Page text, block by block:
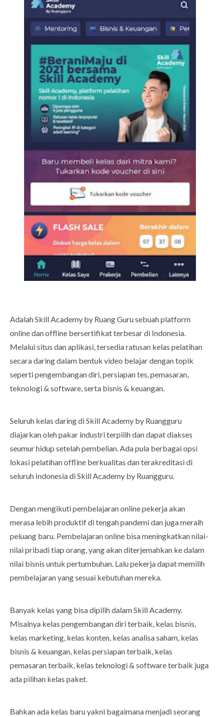
Adalah Skill Academy by Ruang Guru sebuah platform
online dan offline bersertifikat terbesar di Indonesia.
Melalui situs dan aplikasi, tersedia ratusan kelas pelatihan
secara daring dalam bentuk video belajar dengan topik
seperti pengembangan diri, persiapan tes, pemasaran,
teknologi & software, serta bisnis & keuangan.
Seluruh kelas daring di Skill Academy by Ruangguru
diajarkan oleh pakar industri terpilih dan dapat diakses
seumur hidup setelah pembelian. Ada pula berbagai opsi
lokasi pelatihan offline berkualitas dan terakreditasi di
seluruh Indonesia di Skill Academy by Ruangguru.
Dengan mengikuti pembelajaran online pekerja akan
merasa lebih produktif di tengah pandemi dan juga meraih
peluang baru. Pembelajaran online bisa meningkatkan nilai-
nilai pribadi tiap orang, yang akan diterjemahkan ke dalam
nilai bisnis untuk pertumbuhan. Lalu pekerja dapat memilih
pembelajaran yang sesuai kebutuhan mereka.
Banyak kelas yang bisa dipilih dalam Skill Academy.
Misalnya kelas pengembangan diri terbaik, kelas bisnis,
kelas marketing, kelas konten, kelas analisa saham, kelas
bisnis & keuangan, kelas persiapan terbaik, kelas
pemasaran terbaik, kelas teknologi & software terbaik juga
ada pilihan kelas paket.
Bahkan ada kelas baru yakni bagaimana menjadi seorang